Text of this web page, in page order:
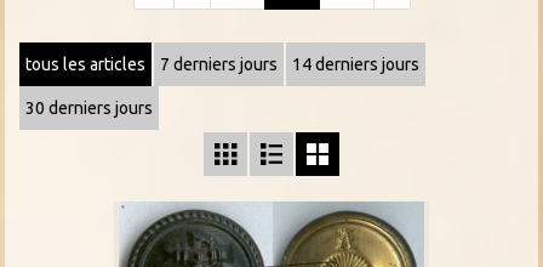
tous les articles 7 derniers jours 14 derniers jours
30 derniers jours
  